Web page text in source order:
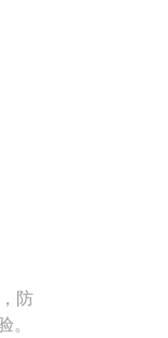
防